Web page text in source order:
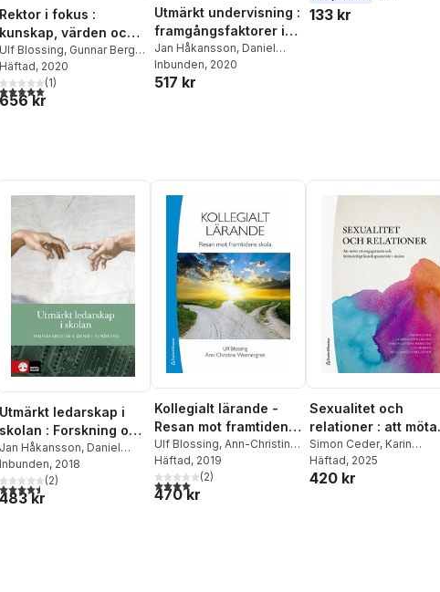
röster:
Rektor i fokus :
kunskap, värden och
verktyg
Ulf Blossing, Gunnar Berg,
Annika Bergviken
Rensfeldt,
Mats Ekholm
Mette Liljenberg,Ann S
Pihlgren,David Ryffé,
Hans-Åke Scherp
Svedberg
Marie
Wrethander,Helene
Häftad, 2020
5,0utav 5 stjärnor. Totalt antal röster:
(1)
656 kr
Utmärkt undervisning :
framgångsfaktorer i
svensk och
internationell
belysning
Jan Håkansson, Daniel
Sundberg
Inbunden, 2020
517 kr
133 kr
röster:
Utmärkt ledarskap i
skolan : Forskning om
att leda för elevers
måluppfyllel
Jan Håkansson, Daniel
Sundberg
Inbunden, 2018
4,5utav 5 stjärnor. Totalt antal röster:
(2)
483 kr
Kollegialt lärande -
Resan mot framtidens
skola
Ulf Blossing, Ann-Christine
Wennergren
Häftad, 2019
4,0utav 5 stjärnor. Totalt antal röster:
(2)
470 kr
Sexualitet och
relationer : att möta
ett engagerande och
föränderligt
kunskapsområde i
Simon Ceder, Karin
Gunnarsson,
Bergloo,
Häftad, 2025
420 kr